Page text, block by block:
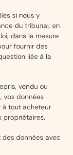
si nous y
du tribunal, en
dans la mesure
fournir des
liée à la
vendu ou
vos données
à tout acheteur
propriétaires.
données avec